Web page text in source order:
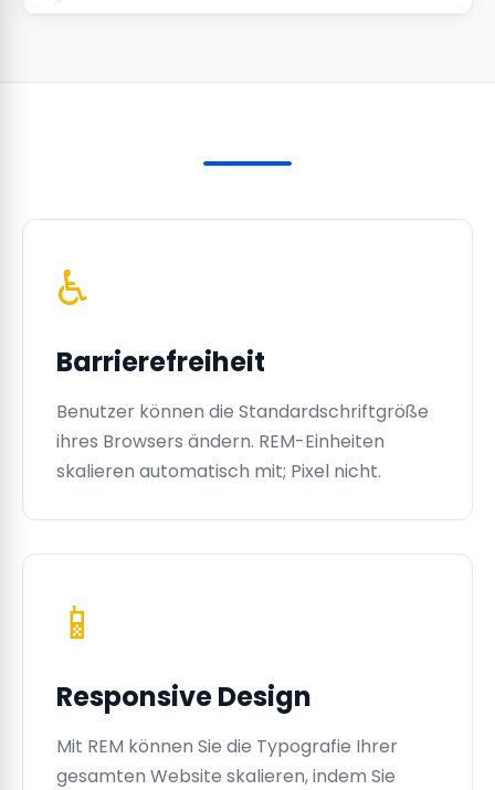
♿
Barrierefreiheit
Benutzer können die Standardschriftgröße
ihres Browsers ändern. REM-Einheiten
skalieren automatisch mit; Pixel nicht.
📱
Responsive Design
Mit REM können Sie die Typografie Ihrer
gesamten Website skalieren, indem Sie